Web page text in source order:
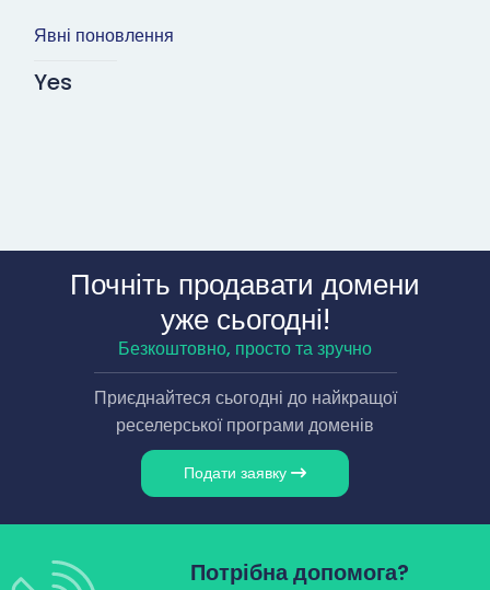
Явні поновлення
Yes
Почніть продавати домени
уже сьогодні!
Безкоштовно, просто та зручно
Приєднайтеся сьогодні до найкращої
реселерської програми доменів
Подати заявку
Потрібна допомога?